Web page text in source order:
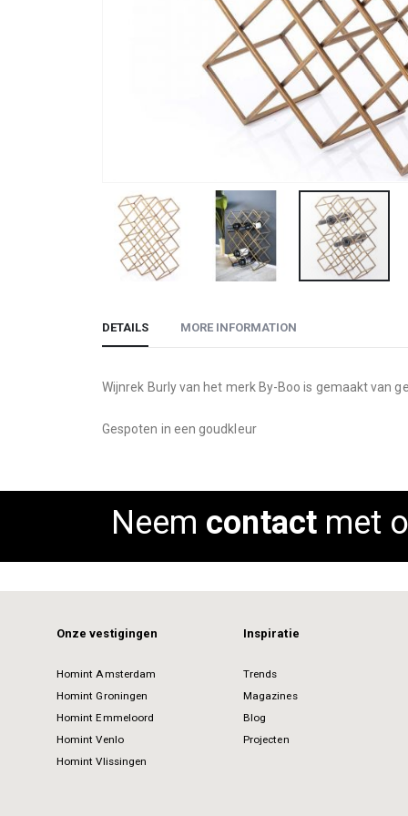
the
of
images
DETAILS
Wijnrek Burly van het merk By-Boo is gemaakt van
Gespoten in een goudkleur
MORE INFORMATION
Neem contactmet
Onze vestigingen
Homint Amsterdam
Homint Groningen
Homint Emmeloord
Homint Venlo
Homint Vlissingen
Inspiratie
Trends
Magazines
Blog
Projecten